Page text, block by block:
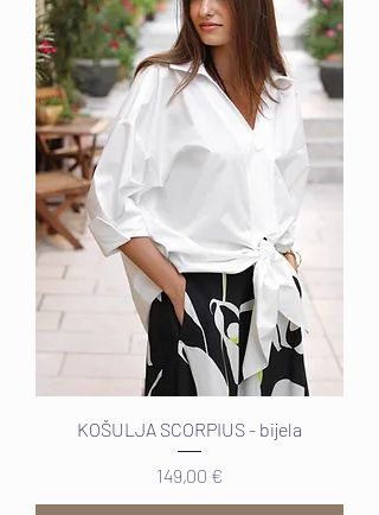
KOŠULJA SCORPIUS - bijela
Preis
149,00 €